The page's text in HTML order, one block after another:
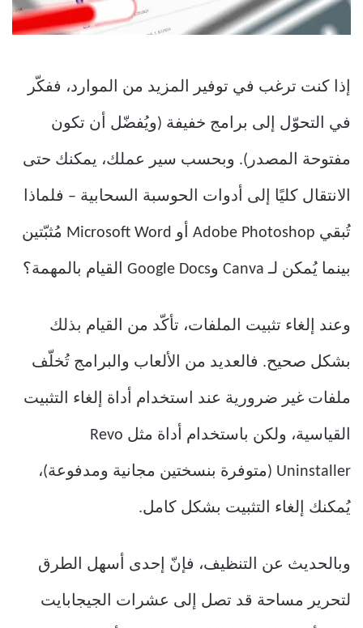
إذا كنت ترغب في توفير المزيد من الموارد، ففكّر
في التحوّل إلى برامج خفيفة (ويُفضّل أن تكون
مفتوحة المصدر). وبحسب سير عملك، يمكنك حتى
الانتقال كليًا إلى أدوات الحوسبة السحابية – فلماذا
تُبقي Adobe Photoshop أو Microsoft Word مُثبّتين
بينما يُمكن لـ Canva وGoogle Docs القيام بالمهمة؟
وعند إلغاء تثبيت الملفات، تأكّد من القيام بذلك
بشكل صحيح. فالعديد من الألعاب والبرامج تُخلّف
ملفات غير ضرورية عند استخدام أداة إلغاء التثبيت
القياسية، ولكن باستخدام أداة مثل Revo
Uninstaller (متوفرة بنسختين مجانية ومدفوعة)،
يُمكنك إلغاء التثبيت بشكل كامل.
وبالحديث عن التنظيف، فإنّ إحدى أسهل الطرق
لتحرير مساحة قد تصل إلى عشرات الجيجابايت